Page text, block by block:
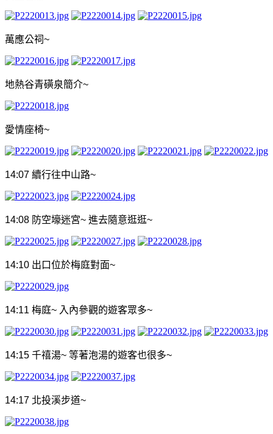
萬應公祠~
地熱谷青磺泉簡介~
愛情座椅~
14:07 續行往中山路~
14:08 防空壕迷宮~ 進去隨意逛逛~
14:10 出口位於梅庭對面~
14:11 梅庭~ 入內參觀的遊客眾多~
14:15 千禧湯~ 等著泡湯的遊客也很多~
14:17 北投溪步道~